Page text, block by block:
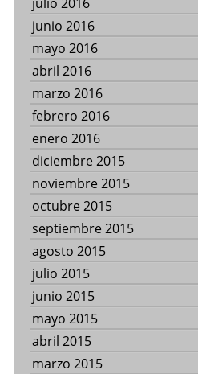
junio 2016
mayo 2016
abril 2016
marzo 2016
febrero 2016
enero 2016
diciembre 2015
noviembre 2015
octubre 2015
septiembre 2015
agosto 2015
julio 2015
junio 2015
mayo 2015
abril 2015
marzo 2015